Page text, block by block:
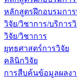
หลักสูตรฝึกอบรมการ
วิจัย/วิชาการ/บริการ
วิจัย/วิชาการ
ยุทธศาสตร์การวิจัย
คลินิกวิจัย
การสืบค้นข้อมูลผลง